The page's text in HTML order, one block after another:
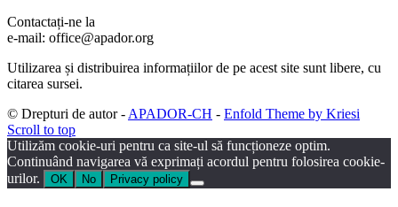
Contactați-ne la
e-mail: office@apador.org
Utilizarea și distribuirea informațiilor de pe acest site sunt libere, cu
citarea sursei.
© Drepturi de autor - APADOR-CH - Enfold Theme by Kriesi
Scroll to top
Utilizăm cookie-uri pentru ca site-ul să funcționeze optim.
Continuând navigarea vă exprimați acordul pentru folosirea cookie-
urilor.
OK No Privacy policy